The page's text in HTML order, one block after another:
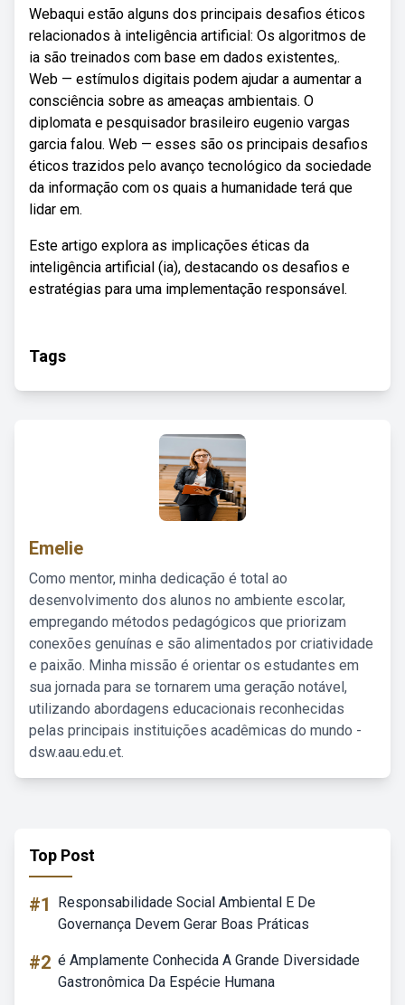
Webaqui estão alguns dos principais desafios éticos
relacionados à inteligência artificial: Os algoritmos de
ia são treinados com base em dados existentes,.
Web — estímulos digitais podem ajudar a aumentar a
consciência sobre as ameaças ambientais. O
diplomata e pesquisador brasileiro eugenio vargas
garcia falou. Web — esses são os principais desafios
éticos trazidos pelo avanço tecnológico da sociedade
da informação com os quais a humanidade terá que
lidar em.
Este artigo explora as implicações éticas da
inteligência artificial (ia), destacando os desafios e
estratégias para uma implementação responsável.
Tags
Emelie
Como mentor, minha dedicação é total ao
desenvolvimento dos alunos no ambiente escolar,
empregando métodos pedagógicos que priorizam
conexões genuínas e são alimentados por criatividade
e paixão. Minha missão é orientar os estudantes em
sua jornada para se tornarem uma geração notável,
utilizando abordagens educacionais reconhecidas
pelas principais instituições acadêmicas do mundo -
dsw.aau.edu.et.
Top Post
#1
Responsabilidade Social Ambiental E De
Governança Devem Gerar Boas Práticas
#2 é Amplamente Conhecida A Grande Diversidade
Gastronômica Da Espécie Humana